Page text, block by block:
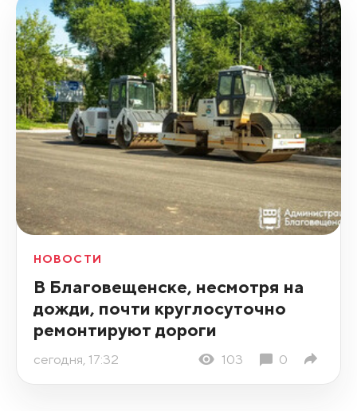
НОВОСТИ
В Благовещенске, несмотря на
дожди, почти круглосуточно
ремонтируют дороги
сегодня, 17:32 103 0